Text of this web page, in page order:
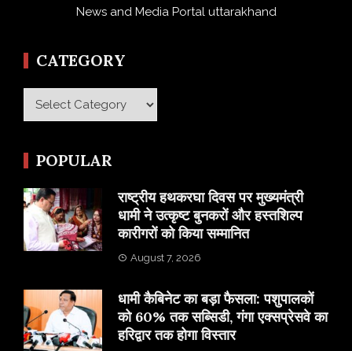
News and Media Portal uttarakhand
CATEGORY
Category
POPULAR
राष्ट्रीय हथकरघा दिवस पर मुख्यमंत्री
धामी ने उत्कृष्ट बुनकरों और हस्तशिल्प
कारीगरों को किया सम्मानित
August 7, 2026
​धामी कैबिनेट का बड़ा फैसला: पशुपालकों
को 60% तक सब्सिडी, गंगा एक्सप्रेसवे का
हरिद्वार तक होगा विस्तार